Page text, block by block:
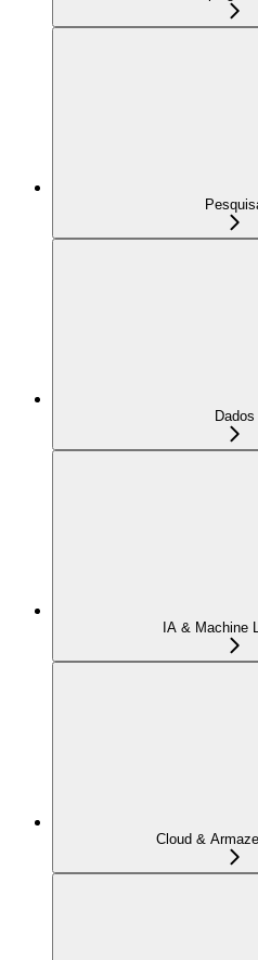
Dados
IA & Machine
Cloud &